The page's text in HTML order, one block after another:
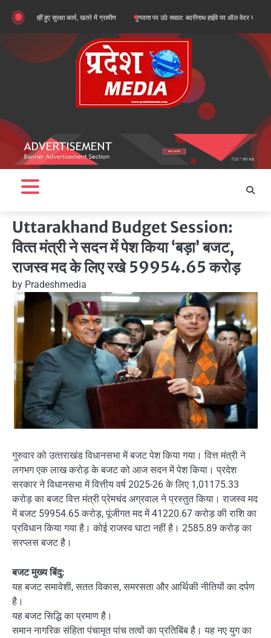
content
हुए सुरक्षा कार्य, खतरे में ग्रामीण गुणवत्ता पर उठे सवाल: बदरीनाथ हाईवे पर ऑल वेदर रोड के सुधारीकरण
Uttarakhand Budget Session:
वित्‍त मंत्री ने सदन में पेश किया ‘बड़ा’ बजट,
राजस्व मद के लिए रखे 59954.65 करोड़
by Pradeshmedia
गुरुवार को उत्‍तराखंड विधानसभा में बजट पेश किया गया। वित्त मंत्री ने
लगभग एक लाख करोड़ के बजट को आज सदन में पेश किया। प्रदेश
सरकार ने विधानसभा में वित्तीय वर्ष 2025-26 के लिए 1,01175.33
करोड़ का बजट वित्त मंत्री प्रेमचंद अग्रवाल ने प्रस्तुत किया। राजस्व मद
में बजट 59954.65 करोड़, पूंजीगत मद में 41220.67 करोड़ की राशि का
प्रविधान किया गया है। कोई राजस्व घाटा नहीं है। 2585.89 करोड़ का
सरप्लस बजट है।
बजट मुख्य बिंदु:
यह बजट समावेशी, सतत विकास, समरसता और आर्थिकी नीतियों का दर्पण
है।
यह बजट सिद्धि का प्रमाण है।
समान नागरिक संहिता पंचामृत पांच तत्वों का प्रतिबिंब है। यह नए युग का